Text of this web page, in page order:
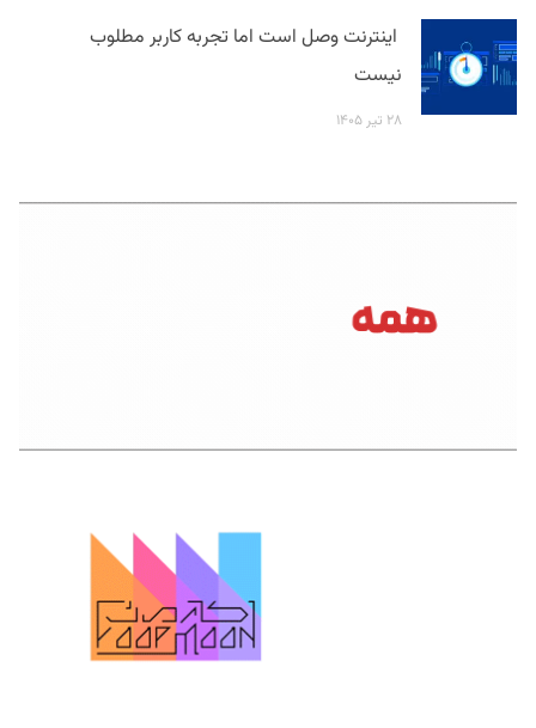
اینترنت وصل است اما تجربه کاربر مطلوب
نیست
۲۸ تیر ۱۴۰۵